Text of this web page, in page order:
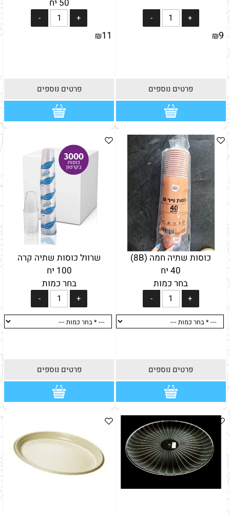
₪9
פרטים נוספים
50 יח
₪11
פרטים נוספים
כוסות שתיה חמה (8B)
40 יח
בחר כמות
פרטים נוספים
שרוול כוסות שתיה קרה
100 יח
בחר כמות
פרטים נוספים